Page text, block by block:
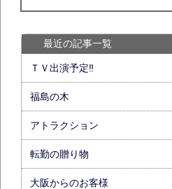
最近の記事一覧
ＴＶ出演予定‼
福島の木
アトラクション
転勤の贈り物
大阪からのお客様